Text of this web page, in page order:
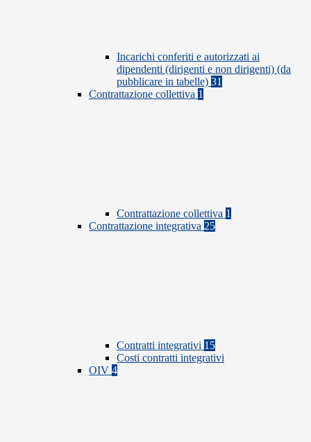
Incarichi conferiti e autorizzati ai
dipendenti (dirigenti e non dirigenti) (da
pubblicare in tabelle) 31
Contrattazione collettiva 1
Contrattazione collettiva 1
Contrattazione integrativa 25
Contratti integrativi 15
Costi contratti integrativi
OIV 4